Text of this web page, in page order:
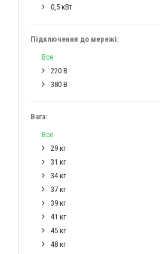
0,5 кВт
Підключення до мережі:
Все
220 В
380 В
Вага:
Все
29 кг
31 кг
34 кг
37 кг
39 кг
41 кг
45 кг
48 кг